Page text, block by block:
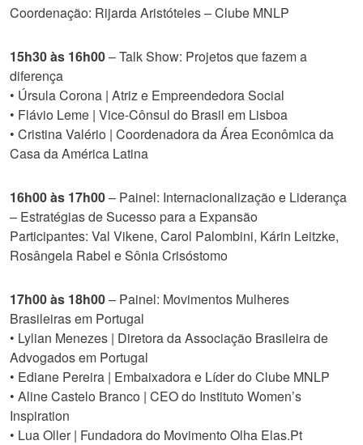
Coordenação: Rijarda Aristóteles – Clube MNLP
15h30 às 16h00– Talk Show: Projetos que fazem a
diferença
• Úrsula Corona | Atriz e Empreendedora Social
• Flávio Leme | Vice-Cônsul do Brasil em Lisboa
• Cristina Valério | Coordenadora da Área Econômica da
Casa da América Latina
16h00 às 17h00– Painel: Internacionalização e Liderança
– Estratégias de Sucesso para a Expansão
Participantes: Val Vikene, Carol Palombini, Kárin Leitzke,
Rosângela Rabel e Sônia Crisóstomo
17h00 às 18h00– Painel: Movimentos Mulheres
Brasileiras em Portugal
• Lylian Menezes | Diretora da Associação Brasileira de
Advogados em Portugal
• Ediane Pereira | Embaixadora e Líder do Clube MNLP
• Aline Castelo Branco | CEO do Instituto Women’s
Inspiration
• Lua Oller | Fundadora do Movimento Olha Elas.Pt